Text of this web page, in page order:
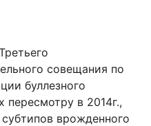
совещания по
буллезного
пересмотру в 2014г.,
врожденного